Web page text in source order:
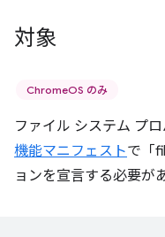
対象
ChromeOS のみ
ファイル システム プ
機能マニフェストで「
ョンを宣言する必要が